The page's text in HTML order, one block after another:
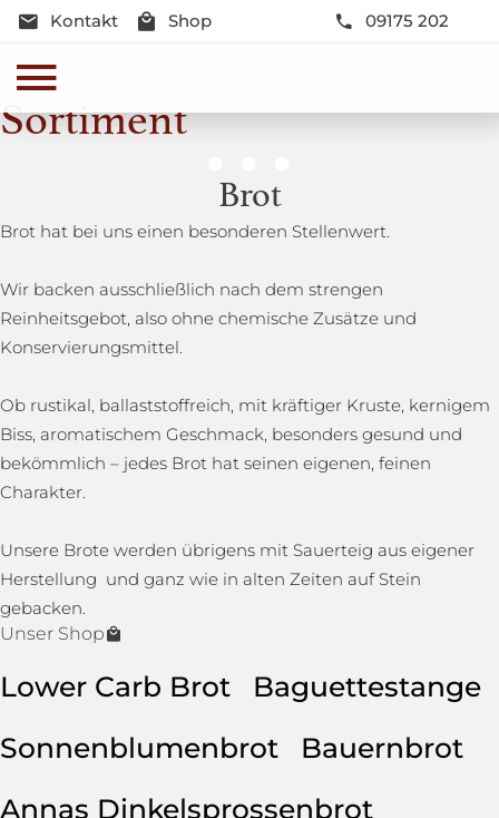
Kontakt Shop 09175 202
Sortiment
Genussmomente
Herzhaft oder süß - Beste Qualität und Frische sind
Brot
Brot hat bei uns einen besonderen Stellenwert.
Wir backen ausschließlich nach dem strengen
Reinheitsgebot, also ohne chemische Zusätze und
Konservierungsmittel.
Ob rustikal, ballaststoffreich, mit kräftiger Kruste, kernigem
Biss, aromatischem Geschmack, besonders gesund und
bekömmlich – jedes Brot hat seinen eigenen, feinen
Charakter.
Unsere Brote werden übrigens mit Sauerteig aus eigener
Herstellung und ganz wie in alten Zeiten auf Stein
gebacken.
Unser Shop
Lower Carb Brot
Baguettestange
Sonnenblumenbrot
Bauernbrot
Annas Dinkelsprossenbrot